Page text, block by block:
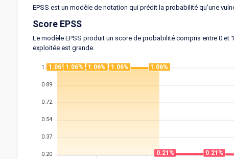
EPSS est un modèle de notation qui prédit la probabilité qu'une
Score EPSS
Le modèle EPSS produit un score de probabilité compris entre 0 et
exploitée est grande.
1.06
0.89
0.72
0.54
0.37
0.20
1.06%1.06% 1.06% 1.06% 1.06%
0.21% 0.21%